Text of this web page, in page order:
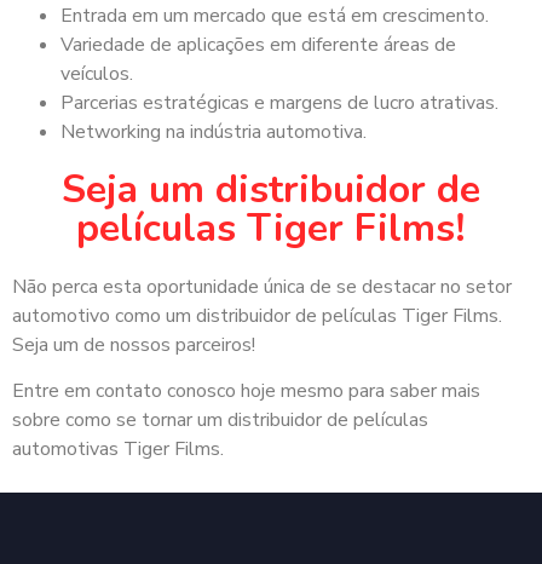
Entrada em um mercado que está em crescimento.
Variedade de aplicações em diferente áreas de
veículos.
Parcerias estratégicas e margens de lucro atrativas.
Networking na indústria automotiva.
Seja um distribuidor de
películas Tiger Films!
Não perca esta oportunidade única de se destacar no setor
automotivo como um distribuidor de películas Tiger Films.
Seja um de nossos parceiros!
Entre em contato conosco hoje mesmo para saber mais
sobre como se tornar um distribuidor de películas
automotivas Tiger Films.